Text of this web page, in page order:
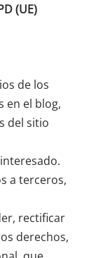
(UE)
de los
en el blog,
del sitio
a terceros,
rectificar
derechos,